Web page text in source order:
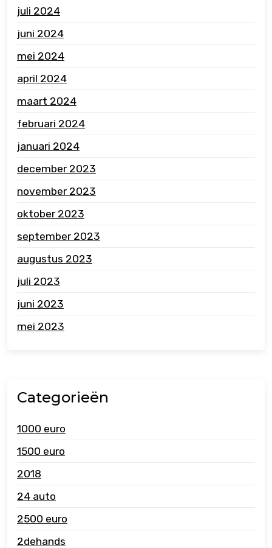
juli 2024
juni 2024
mei 2024
april 2024
maart 2024
februari 2024
januari 2024
december 2023
november 2023
oktober 2023
september 2023
augustus 2023
juli 2023
juni 2023
mei 2023
Categorieën
1000 euro
1500 euro
2018
24 auto
2500 euro
2dehands